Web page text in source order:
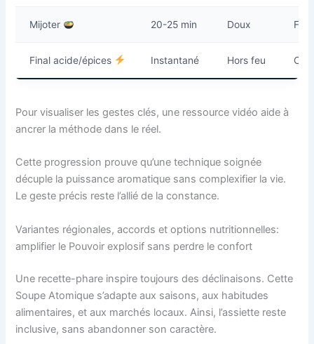
Mijoter 20-25 min Doux
Final acide/épices Instantané Hors feu
Pour visualiser les gestes clés, une ressource vidéo aide à
ancrer la méthode dans le réel.
Cette progression prouve qu’une technique soignée
décuple la puissance aromatique sans complexifier la vie.
Le geste précis reste l’allié de la constance.
Variantes régionales, accords et options nutritionnelles:
amplifier le Pouvoir explosif sans perdre le confort
Une recette-phare inspire toujours des déclinaisons. Cette
Soupe Atomique s’adapte aux saisons, aux habitudes
alimentaires, et aux marchés locaux. Ainsi, l’assiette reste
inclusive, sans abandonner son caractère.